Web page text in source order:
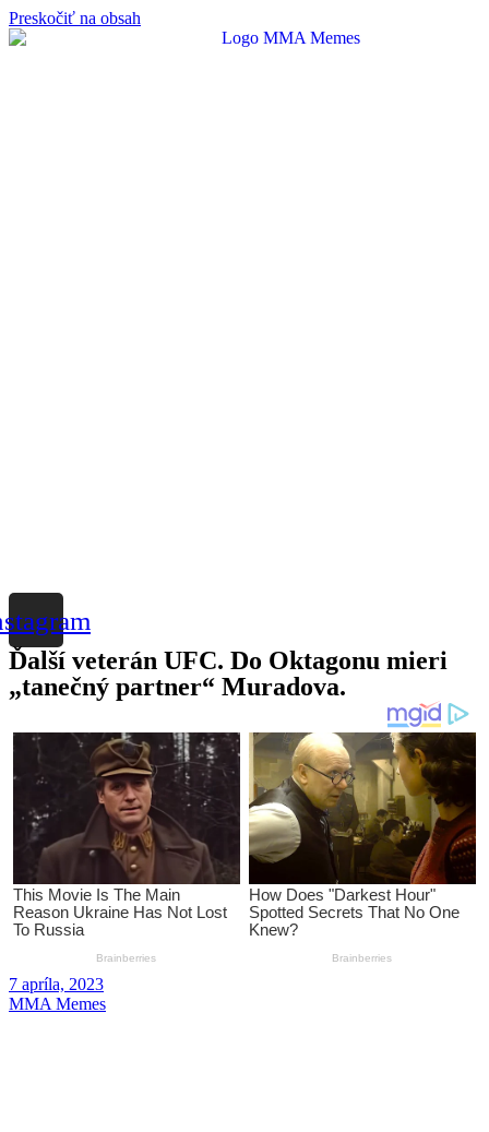
Preskočiť na obsah
Ďalší veterán UFC. Do Oktagonu mieri
„tanečný partner“ Muradova.
7 apríla, 2023
MMA Memes